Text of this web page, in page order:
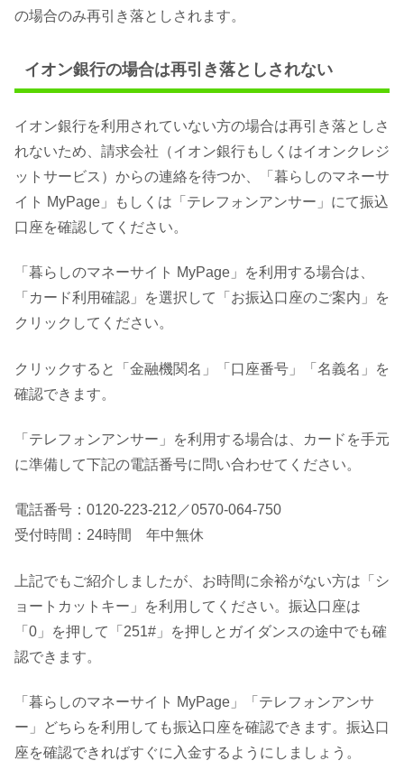
の場合のみ再引き落としされます。
イオン銀行の場合は再引き落としされない
イオン銀行を利用されていない方の場合は再引き落としさ
れないため、請求会社（イオン銀行もしくはイオンクレジ
ットサービス）からの連絡を待つか、「暮らしのマネーサ
イト MyPage」もしくは「テレフォンアンサー」にて振込
口座を確認してください。
「暮らしのマネーサイト MyPage」を利用する場合は、
「カード利用確認」を選択して「お振込口座のご案内」を
クリックしてください。
クリックすると「金融機関名」「口座番号」「名義名」を
確認できます。
「テレフォンアンサー」を利用する場合は、カードを手元
に準備して下記の電話番号に問い合わせてください。
電話番号：0120-223-212／0570-064-750
受付時間：24時間 年中無休
上記でもご紹介しましたが、お時間に余裕がない方は「シ
ョートカットキー」を利用してください。振込口座は
「0」を押して「251#」を押しとガイダンスの途中でも確
認できます。
「暮らしのマネーサイト MyPage」「テレフォンアンサ
ー」どちらを利用しても振込口座を確認できます。振込口
座を確認できればすぐに入金するようにしましょう。